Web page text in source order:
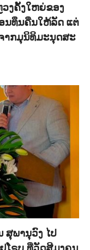
ງຄັ້ງໃຫຍ່ຂອງ
ນທຶນຄືນໃຫ້ລັດ ແຕ່
າກມຸນິທິມະນຸດສະ
ສຸພານຸວົງ ໄປ